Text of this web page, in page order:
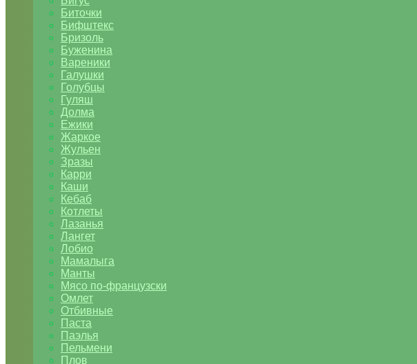
Биточки
Бифштекс
Бризоль
Буженина
Вареники
Галушки
Голубцы
Гуляш
Долма
Ежики
Жаркое
Жульен
Зразы
Карри
Каши
Кебаб
Котлеты
Лазанья
Лангет
Лобио
Мамалыга
Манты
Мясо по-французски
Омлет
Отбивные
Паста
Паэлья
Пельмени
Плов